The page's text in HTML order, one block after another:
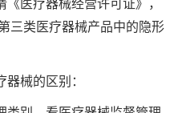
医疗器械经营许可证》，
三类医疗器械产品中的隐形
械的区别：